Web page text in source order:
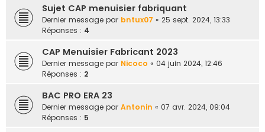
Sujet CAP menuisier fabriquant
Dernier message par bntux07 « 25 sept. 2024, 13:33
Réponses : 4
CAP Menuisier Fabricant 2023
Dernier message par Nicoco « 04 juin 2024, 12:46
Réponses : 2
BAC PRO ERA 23
Dernier message par Antonin « 07 avr. 2024, 09:04
Réponses : 5